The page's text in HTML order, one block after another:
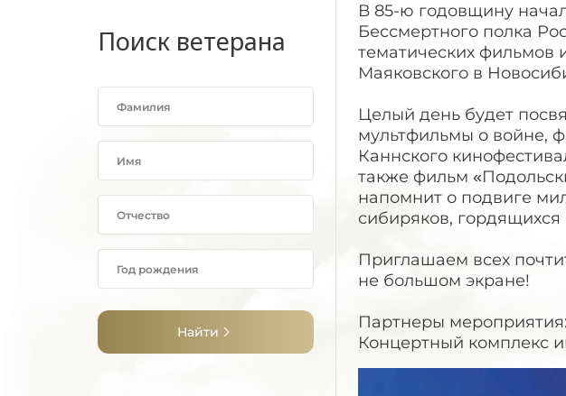
Поиск ветерана
Найти
В 85-ю годовщину
Бессмертного полка
тематических фильмов
Маяковского в
Целый день будет
мультфильмы о войне,
Каннского
также фильм
напомнит о подвиге
сибиряков,
Приглашаем всех
не большом экране!
Партнеры
Концертный комплекс